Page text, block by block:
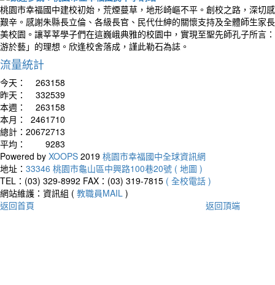
桃園市幸福國中建校初始，荒煙蔓草，地形崎嶇不平。創校之路，深切
艱辛。感謝朱縣長立倫、各級長官、民代仕紳的關懷支持及全體師生家
美校園。讓莘莘學子們在這巍峨典雅的校園中，實現至聖先師孔子所言
游於藝」的理想。欣逢校舍落成，謹此勒石為誌。
流量統計
今天：
263158
昨天：
332539
本週：
263158
本月：
2461710
總計： 20672713
平均：
9283
Powered by XOOPS 2019 桃園市幸福國中全球資訊網
地址： 33346 桃園市龜山區中興路100巷20號 ( 地圖 )
TEL：(03) 329-8992 FAX：(03) 319-7815 ( 全校電話 )
網站維護：資訊組 ( 教職員MAIL )
返回首頁
返回頂端